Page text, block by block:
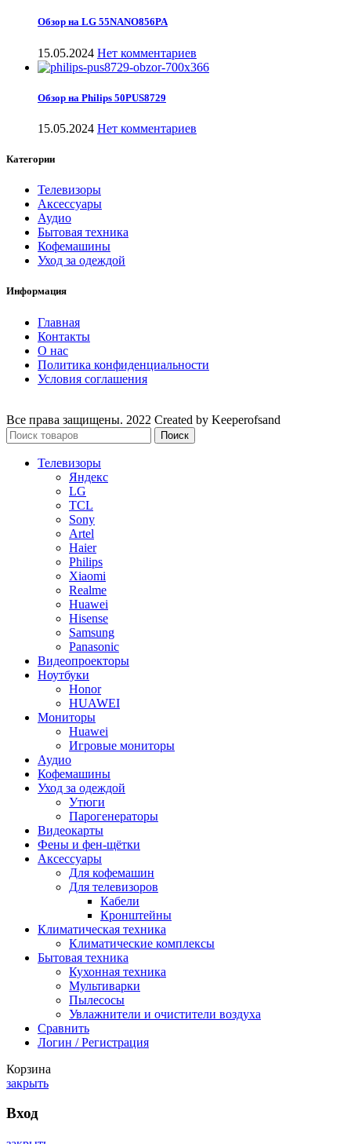
Обзор на LG 55NANO856PA
15.05.2024 Нет комментариев
Обзор на Philips 50PUS8729
15.05.2024 Нет комментариев
Категории
Телевизоры
Аксессуары
Аудио
Бытовая техника
Кофемашины
Уход за одеждой
Информация
Главная
Контакты
О нас
Политика конфиденциальности
Условия соглашения
Все права защищены. 2022 Created by Keeperofsand
Поиск
Телевизоры
Яндекс
LG
TCL
Sony
Artel
Haier
Philips
Xiaomi
Realme
Huawei
Hisense
Samsung
Panasonic
Видеопроекторы
Ноутбуки
Honor
HUAWEI
Мониторы
Huawei
Игровые мониторы
Аудио
Кофемашины
Уход за одеждой
Утюги
Парогенераторы
Видеокарты
Фены и фен-щётки
Аксессуары
Для кофемашин
Для телевизоров
Кабели
Кронштейны
Климатическая техника
Климатические комплексы
Бытовая техника
Кухонная техника
Мультиварки
Пылесосы
Увлажнители и очистители воздуха
Сравнить
Логин / Регистрация
Корзина
закрыть
Вход